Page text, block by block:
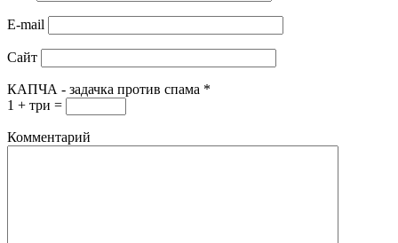
E-mail
Сайт
КАПЧА - задачка против спама *
1 + три =
Комментарий